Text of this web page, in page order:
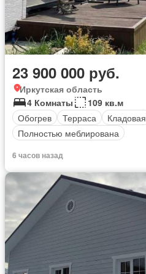
23 900 000 руб.
Иркутская область
4 Комнаты
109 кв.м
Обогрев
Терраса Кладовая
Полностью меблирована
6 часов назад